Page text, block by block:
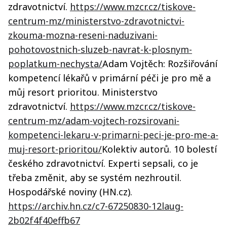
zdravotnictví. https://www.mzcr.cz/tiskove-
centrum-mz/ministerstvo-zdravotnictvi-
zkouma-mozna-reseni-naduzivani-
pohotovostnich-sluzeb-navrat-k-plosnym-
poplatkum-nechysta/Adam Vojtěch: Rozšiřování
kompetencí lékařů v primární péči je pro mě a
můj resort prioritou. Ministerstvo
zdravotnictví. https://www.mzcr.cz/tiskove-
centrum-mz/adam-vojtech-rozsirovani-
kompetenci-lekaru-v-primarni-peci-je-pro-me-a-
muj-resort-prioritou/Kolektiv autorů. 10 bolestí
českého zdravotnictví. Experti sepsali, co je
třeba změnit, aby se systém nezhroutil.
Hospodářské noviny (HN.cz).
https://archiv.hn.cz/c7-67250830-12laug-
2b02f4f40effb67